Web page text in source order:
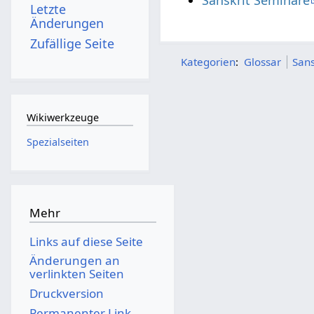
Kategorien: Glossar
Letzte
Änderungen
Zufällige Seite
Wikiwerkzeuge
Spezialseiten
Mehr
Links auf diese Seite
Änderungen an
verlinkten Seiten
Druckversion